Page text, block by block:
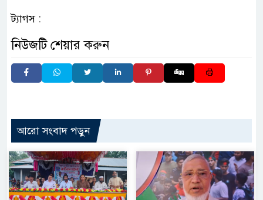
ট্যাগস :
নিউজটি শেয়ার করুন
আরো সংবাদ পড়ুন